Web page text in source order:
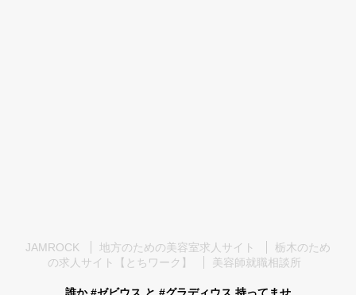
JAMROCK 地方のための美容室求人サイト
栃木のため
の求人サイト【とちワーク】
美容師就職相談所